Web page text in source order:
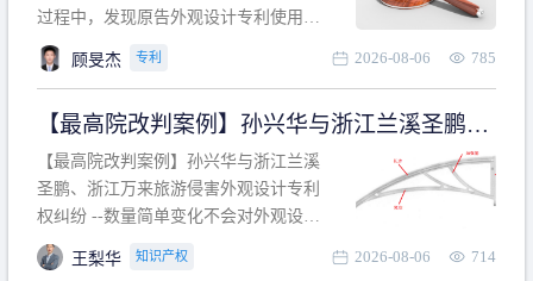
过程中，发现原告外观设计专利使用状
态参考图中的外观设计与被告涉案商品
的视觉效果存在显著区别。故就使用状
保护范围确定进行了研究，将办案体会
与研究过程记录如下： 简要结论： 笔者
提出使用状态参考图应以
顾旻杰 专利 2026-08-06 785
【最高院改判案例】孙兴华与浙江兰溪圣鹏、
浙江万来旅游侵害外观设计专利权纠纷
【最高院改判案例】孙兴华与浙江兰溪
圣鹏、浙江万来旅游侵害外观设计专利
权纠纷 --数量简单变化不会对外观设计
产生视觉影响，及现有设计抗辩与专利
无效再审改判可以执行回转 【承办律
王梨华 知识产权 2026-08-06 714